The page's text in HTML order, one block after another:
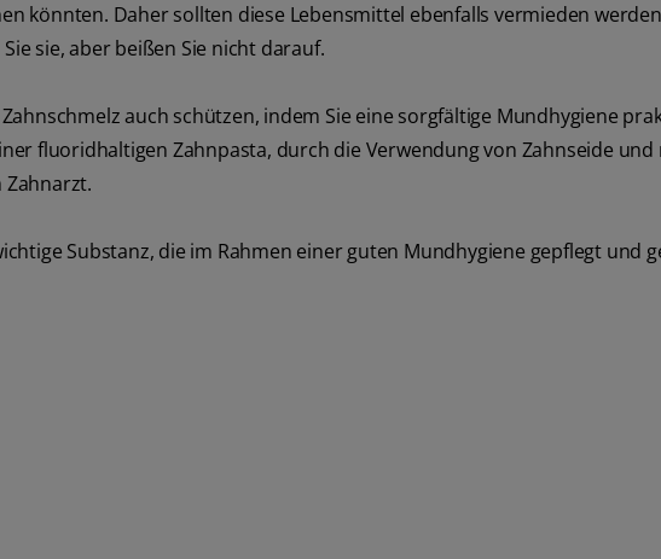
könnten. Daher sollten diese Lebensmittel ebenfalls vermieden
sie, aber beißen Sie nicht darauf.
auch schützen, indem Sie eine sorgfältige Mundhygiene
fluoridhaltigen Zahnpasta, durch die Verwendung von Zahnseide und
Substanz, die im Rahmen einer guten Mundhygiene gepflegt und